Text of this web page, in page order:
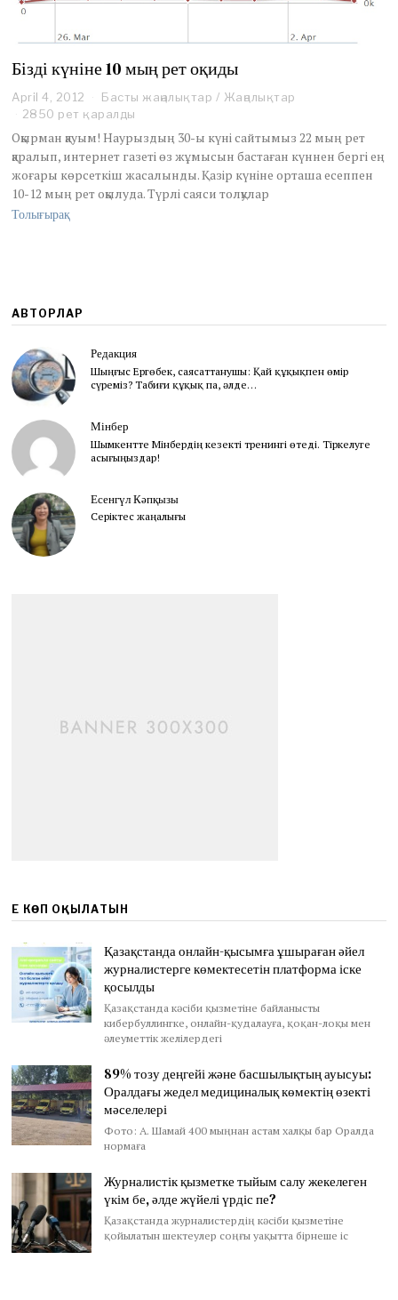
Бізді күніне 10 мың рет оқиды
April 4, 2012
p
i
l
4
,
Басты жаңалықтар / Жаңалықтар
2850 рет қаралды
Оқырман қауым! Наурыздың 30-ы күні сайтымыз 22 мың рет
қаралып, интернет газеті өз жұмысын бастаған күннен бергі ең
жоғары көрсеткіш жасалынды. Қазір күніне орташа есеппен
10-12 мың рет оқылуда. Түрлі саяси толқулар
Толығырақ
АВТОРЛАР
Редакция
Шыңғыс Ергөбек, cаясаттанушы: Қай құқықпен өмір
сүреміз? Табиғи құқық па, әлде…
Мінбер
Шымкентте Мінбердің кезекті тренингі өтеді. Тіркелуге
асығыңыздар!
Есенгүл Кәпқызы
Серіктес жаңалығы
ЕҢ КӨП ОҚЫЛАТЫН
Қазақстанда онлайн-қысымға ұшыраған әйел
журналистерге көмектесетін платформа іске
қосылды
Қазақстанда кәсіби қызметіне байланысты
кибербуллингке, онлайн-қудалауға, қоқан-лоқы мен
әлеуметтік желілердегі
89% тозу деңгейі және басшылықтың ауысуы:
Оралдағы жедел медициналық көмектің өзекті
мәселелері
Фото: А. Шамай 400 мыңнан астам халқы бар Оралда
нормаға
Журналистік қызметке тыйым салу жекелеген
үкім бе, әлде жүйелі үрдіс пе?
Қазақстанда журналистердің кәсіби қызметіне
қойылатын шектеулер соңғы уақытта бірнеше іс